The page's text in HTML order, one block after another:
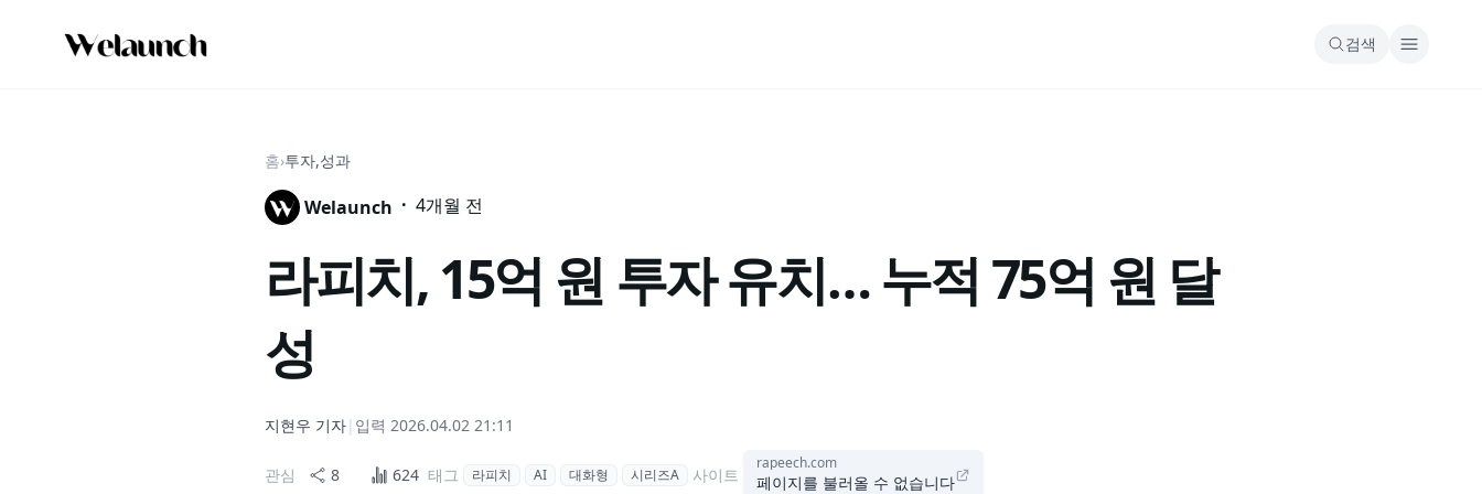
검색
홈›투자,성과
Welaunch · 4개월 전
라피치, 15억 원 투자 유치… 누적 75억 원 달
성
지현우 기자| 입력 2026.04.02 21:11
관심 8 624 태그 라피치 AI 대화형 시리즈A 사이트
rapeech.com
페이지를 불러올 수 없습니다